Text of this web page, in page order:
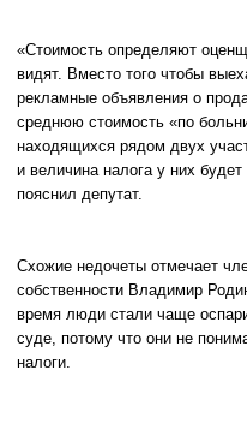
«Стоимость определяют
видят. Вместо того чтобы
рекламные объявления о
среднюю стоимость «по
находящихся рядом двух
и величина налога у них
пояснил депутат.
Схожие недочеты отмечает
собственности Владимир
время люди стали чаще
суде, потому что они не
налоги.